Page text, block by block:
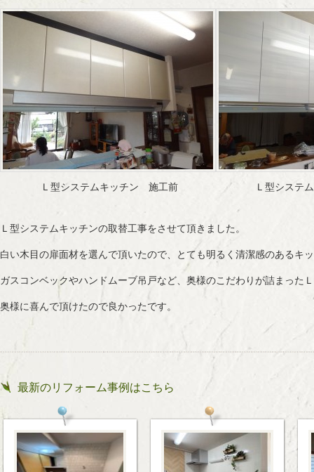
Ｌ型システムキッチン 施工前 Ｌ型システ
Ｌ型システムキッチンの取替工事をさせて頂きました。
白い木目の扉面材を選んで頂いたので、とても明るく清潔感のあるキ
ガスコンベックやハンドムーブ吊戸など、奥様のこだわりが詰まった
奥様に喜んで頂けたので良かったです。
最新のリフォーム事例はこちら